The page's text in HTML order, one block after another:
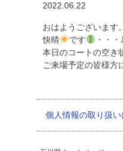
2022.06.22
おはようございま
快晴
です
・・
本日のコートの空き
ご来場予定の皆様方
個人情報の取り扱い